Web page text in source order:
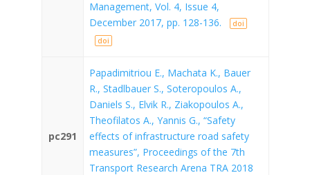
Management, Vol. 4, Issue 4,
December 2017, pp. 128-136.
doi
doi
pc291
Papadimitriou E., Machata K., Bauer
R., Stadlbauer S., Soteropoulos A.,
Daniels S., Elvik R., Ziakopoulos A.,
Theofilatos A., Yannis G., “Safety
effects of infrastructure road safety
measures”, Proceedings of the 7th
Transport Research Arena TRA 2018